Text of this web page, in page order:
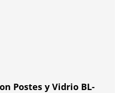
Postes y Vidrio BL-